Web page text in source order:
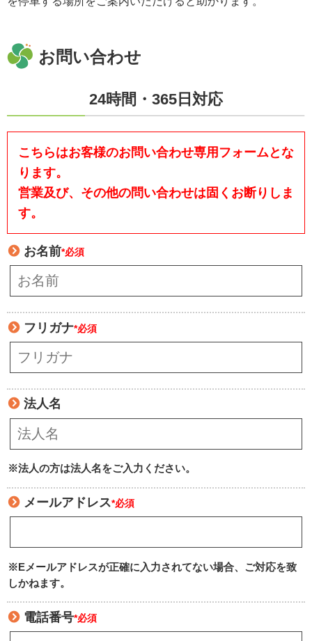
お問い合わせ
24時間・365日対応
こちらはお客様のお問い合わせ専用フォームとな
ります。
営業及び、その他の問い合わせは固くお断りしま
す。
お名前*必須
フリガナ*必須
法人名
※法人の方は法人名をご入力ください。
メールアドレス*必須
※Eメールアドレスが正確に入力されてない場合、ご対応を致
しかねます。
電話番号*必須